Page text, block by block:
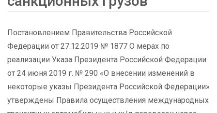
Постановлением Правительства Российской
Федерации от 27.12.2019 № 1877 О мерах по
реализации Указа Президента Российской Федерации
от 24 июня 2019 г. № 290 «О внесении изменений в
некоторые указы Президента Российской Федерации»
утверждены Правила осуществления международных